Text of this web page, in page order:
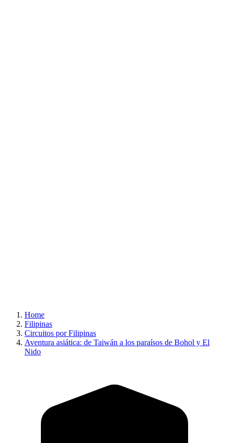
Home
Filipinas
Circuitos por Filipinas
Aventura asiática: de Taiwán a los paraísos de Bohol y El
Nido